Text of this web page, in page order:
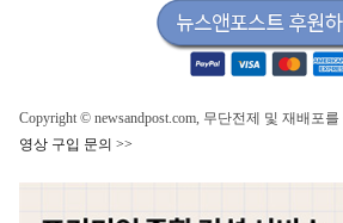
Copyright © newsandpost.com, 무단전제 및 재배포
영상 구입 문의 >>